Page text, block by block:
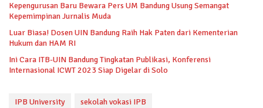
Kepengurusan Baru Bewara Pers UM Bandung Usung Semangat
Kepemimpinan Jurnalis Muda
Luar Biasa! Dosen UIN Bandung Raih Hak Paten dari Kementerian
Hukum dan HAM RI
Ini Cara ITB-UIN Bandung Tingkatan Publikasi, Konferensi
Internasional ICWT 2023 Siap Digelar di Solo
IPB University sekolah vokasi IPB